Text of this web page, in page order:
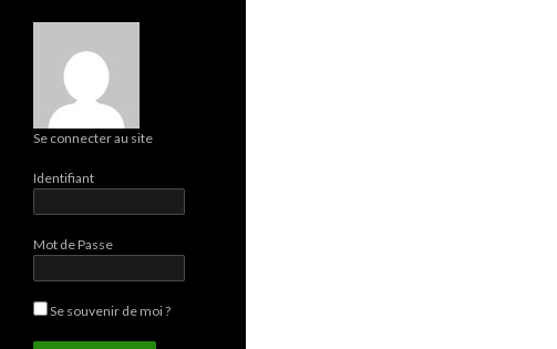
Se connecter au site
Identifiant
Mot de Passe
Se souvenir de moi ?